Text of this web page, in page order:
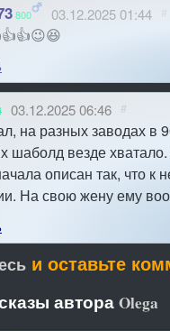
800 03.12.2025 01:44
03.12.2025 06:46 #
на разных заводах в
шаболд везде
описан так, что к
На свою жену ему
и оставьте
автора Olega